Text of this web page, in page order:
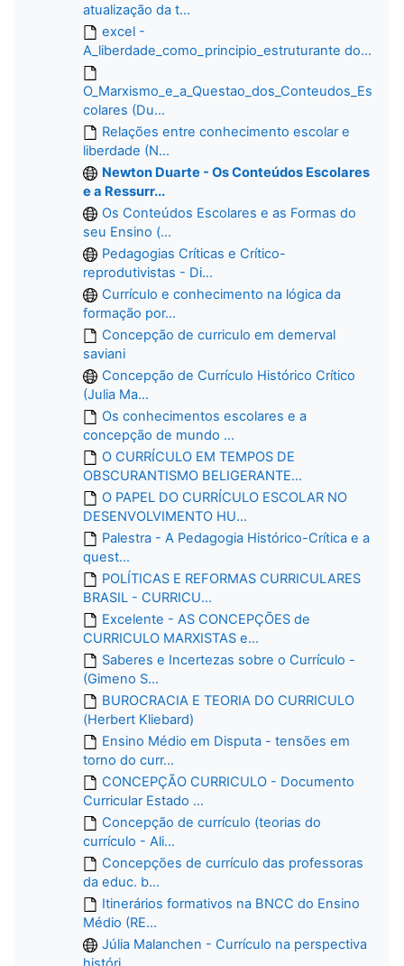
atualização da t...
excel -
A_liberdade_como_principio_estruturante do...
O_Marxismo_e_a_Questao_dos_Conteudos_Es
colares (Du...
Relações entre conhecimento escolar e
liberdade (N...
Newton Duarte - Os Conteúdos Escolares
e a Ressurr...
Os Conteúdos Escolares e as Formas do
seu Ensino (...
Pedagogias Críticas e Crítico-
reprodutivistas - Di...
Currículo e conhecimento na lógica da
formação por...
Concepção de curriculo em demerval
saviani
Concepção de Currículo Histórico Crítico
(Julia Ma...
Os conhecimentos escolares e a
concepção de mundo ...
O CURRÍCULO EM TEMPOS DE
OBSCURANTISMO BELIGERANTE...
O PAPEL DO CURRÍCULO ESCOLAR NO
DESENVOLVIMENTO HU...
Palestra - A Pedagogia Histórico-Crítica e a
quest...
POLÍTICAS E REFORMAS CURRICULARES
BRASIL - CURRICU...
Excelente - AS CONCEPÇÕES de
CURRICULO MARXISTAS e...
Saberes e Incertezas sobre o Currículo -
(Gimeno S...
BUROCRACIA E TEORIA DO CURRICULO
(Herbert Kliebard)
Ensino Médio em Disputa - tensões em
torno do curr...
CONCEPÇÃO CURRICULO - Documento
Curricular Estado ...
Concepção de currículo (teorias do
currículo - Ali...
Concepções de currículo das professoras
da educ. b...
Itinerários formativos na BNCC do Ensino
Médio (RE...
Júlia Malanchen - Currículo na perspectiva